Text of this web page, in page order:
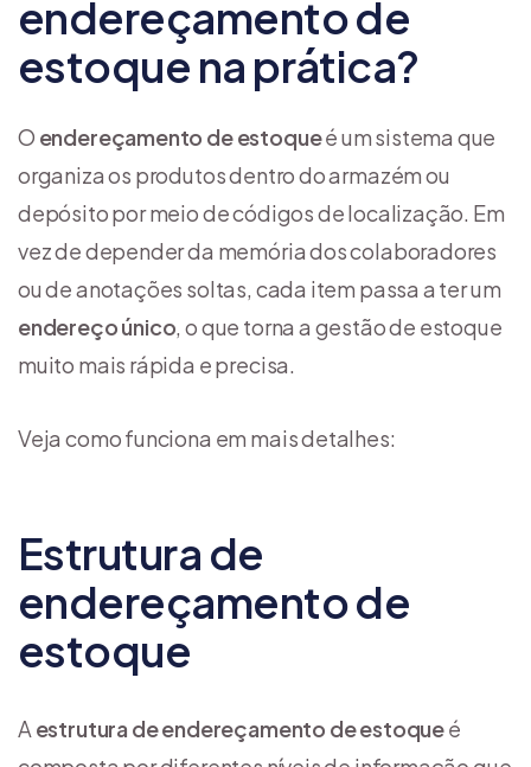
endereçamento de
estoque na prática?
O endereçamento de estoqueé um sistema que
organiza os produtos dentro do armazém ou
depósito por meio de códigos de localização. Em
vez de depender da memória dos colaboradores
ou de anotações soltas, cada item passa a ter um
endereço único, o que torna a gestão de estoque
muito mais rápida e precisa.
Veja como funciona em mais detalhes:
Estrutura de
endereçamento de
estoque
A estrutura de endereçamento de estoqueé